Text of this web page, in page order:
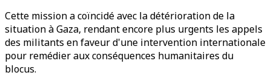
Cette mission a coïncidé avec la détérioration de la
situation à Gaza, rendant encore plus urgents les appels
des militants en faveur d'une intervention internationale
pour remédier aux conséquences humanitaires du
blocus.